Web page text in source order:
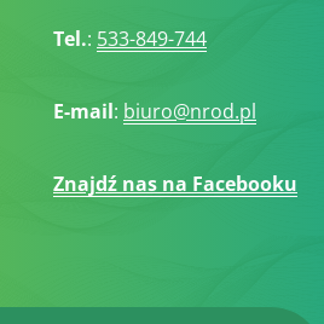
Tel.: 533-849-744
E-mail: biuro@nrod.pl
Znajdź nas na Facebooku